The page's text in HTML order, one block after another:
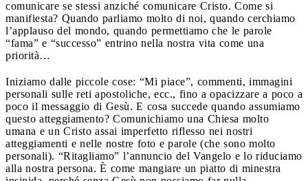
comunicare se stessi anziché comunicare Cristo. Come si
manifiesta? Quando parliamo molto di noi, quando cerchiamo
l’applauso del mondo, quando permettiamo che le parole
“fama” e “successo” entrino nella nostra vita come una
priorità…
Iniziamo dalle piccole cose: “Mi piace”, commenti, immagini
personali sulle reti apostoliche, ecc., fino a opacizzare a poco a
poco il messaggio di Gesù. E cosa succede quando assumiamo
questo atteggiamento? Comunichiamo una Chiesa molto
umana e un Cristo assai imperfetto riflesso nei nostri
atteggiamenti e nelle nostre foto e parole (che sono molto
personali). “Ritagliamo” l’annuncio del Vangelo e lo riduciamo
alla nostra persona. È come mangiare un piatto di minestra